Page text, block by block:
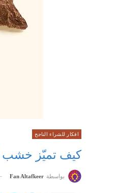
افكار للشراء الناجح
كيف تميّز خشب
بواسطة Fan Altafkeer